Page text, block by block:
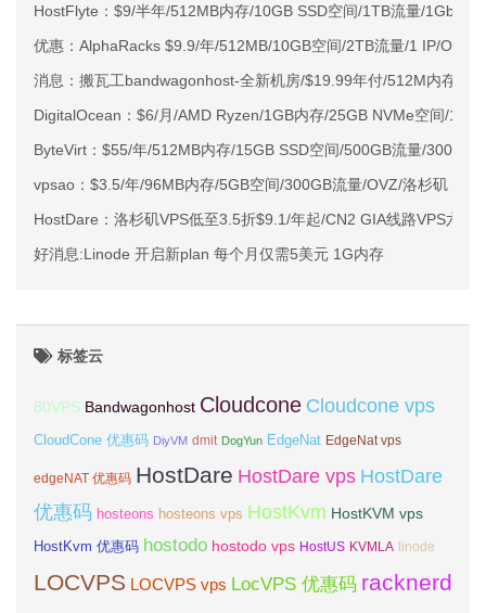
HostFlyte：$9/半年/512MB内存/10GB SSD空间/1TB流量/1Gbps/
优惠：AlphaRacks $9.9/年/512MB/10GB空间/2TB流量/1 IP/OVZ/
消息：搬瓦工bandwagonhost-全新机房/$19.99年付/512M内存/
DigitalOcean：$6/月/AMD Ryzen/1GB内存/25GB NVMe空间/
ByteVirt：$55/年/512MB内存/15GB SSD空间/500GB流量/
vpsao：$3.5/年/96MB内存/5GB空间/300GB流量/OVZ/洛杉矶
HostDare：洛杉矶VPS低至3.5折$9.1/年起/CN2 GIA线路VPS六折
好消息:Linode 开启新plan 每个月仅需5美元 1G内存
标签云
80VPS Bandwagonhost Cloudcone Cloudcone vps
CloudCone 优惠码 DiyVM dmit DogYun EdgeNat EdgeNat vps
edgeNAT 优惠码 HostDare HostDare vps HostDare
优惠码 hosteons hosteons vps HostKvm HostKVM vps
HostKvm 优惠码 hostodo hostodo vps HostUS KVMLA linode
LOCVPS LOCVPS vps LocVPS 优惠码 racknerd